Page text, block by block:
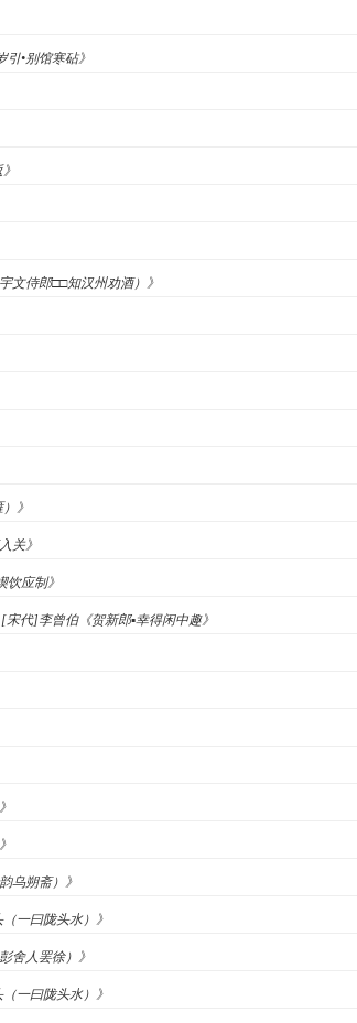
•别馆寒砧》
文侍郎□□知汉州劝酒）》
》
关》
应制》
宋代]李曾伯《贺新郎▪幸得闲中趣》
乌朔斋）》
一曰陇头水）》
舍人罢徐）》
一曰陇头水）》